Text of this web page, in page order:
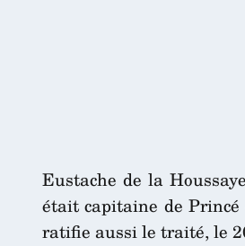
Eustache de la
était capitaine de
ratifie aussi le traité, le